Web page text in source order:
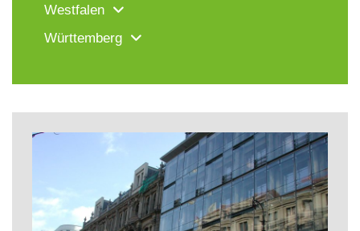
Westfalen
Württemberg